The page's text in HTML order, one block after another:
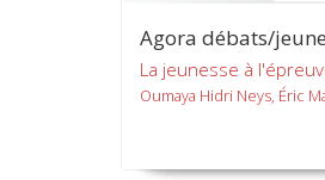
Agora débats/
La jeunesse à
Oumaya Hidri Neys, Éric